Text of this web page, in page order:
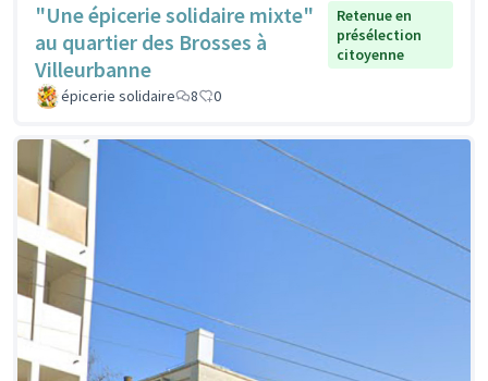
"Une épicerie solidaire mixte"
au quartier des Brosses à
Villeurbanne
Retenue en
présélection
citoyenne
épicerie solidaire 8 0